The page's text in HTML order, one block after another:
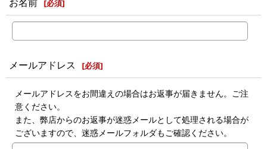
お名前 [必須]
メールアドレス [必須]
メールアドレスをお間違えの場合はお返事が届きません。ご注
意ください。
また、弊店からのお返事が迷惑メールとして処理される場合が
ございますので、迷惑メールフォルダもご確認ください。